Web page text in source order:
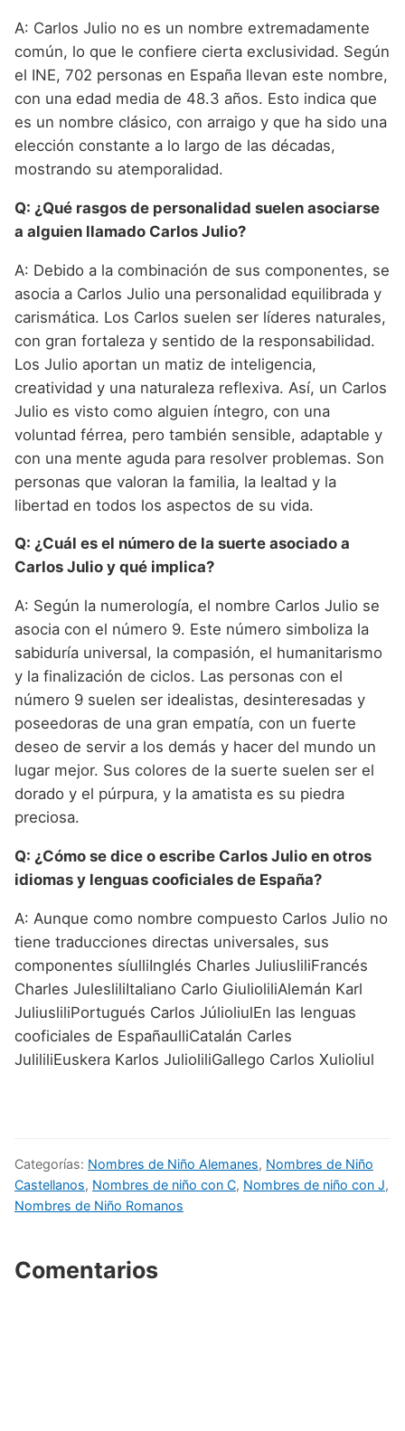
A: Carlos Julio no es un nombre extremadamente
común, lo que le confiere cierta exclusividad. Según
el INE, 702 personas en España llevan este nombre,
con una edad media de 48.3 años. Esto indica que
es un nombre clásico, con arraigo y que ha sido una
elección constante a lo largo de las décadas,
mostrando su atemporalidad.
Q: ¿Qué rasgos de personalidad suelen asociarse
a alguien llamado Carlos Julio?
A: Debido a la combinación de sus componentes, se
asocia a Carlos Julio una personalidad equilibrada y
carismática. Los Carlos suelen ser líderes naturales,
con gran fortaleza y sentido de la responsabilidad.
Los Julio aportan un matiz de inteligencia,
creatividad y una naturaleza reflexiva. Así, un Carlos
Julio es visto como alguien íntegro, con una
voluntad férrea, pero también sensible, adaptable y
con una mente aguda para resolver problemas. Son
personas que valoran la familia, la lealtad y la
libertad en todos los aspectos de su vida.
Q: ¿Cuál es el número de la suerte asociado a
Carlos Julio y qué implica?
A: Según la numerología, el nombre Carlos Julio se
asocia con el número 9. Este número simboliza la
sabiduría universal, la compasión, el humanitarismo
y la finalización de ciclos. Las personas con el
número 9 suelen ser idealistas, desinteresadas y
poseedoras de una gran empatía, con un fuerte
deseo de servir a los demás y hacer del mundo un
lugar mejor. Sus colores de la suerte suelen ser el
dorado y el púrpura, y la amatista es su piedra
preciosa.
Q: ¿Cómo se dice o escribe Carlos Julio en otros
idiomas y lenguas cooficiales de España?
A: Aunque como nombre compuesto Carlos Julio no
tiene traducciones directas universales, sus
componentes síulliInglés Charles JuliusliliFrancés
Charles JulesliliItaliano Carlo GiulioliliAlemán Karl
JuliusliliPortugués Carlos JúlioliulEn las lenguas
cooficiales de EspañaulliCatalán Carles
JulililiEuskera Karlos JulioliliGallego Carlos Xulioliul
Categorías: Nombres de Niño Alemanes, Nombres de Niño
Castellanos, Nombres de niño con C, Nombres de niño con J,
Nombres de Niño Romanos
Comentarios